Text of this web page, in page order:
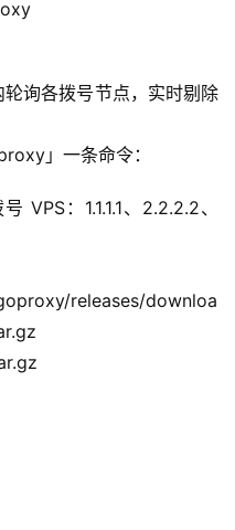
询各拨号节点，实时剔除
」一条命令：
VPS：1.1.1.1、2.2.2.2、
releases/downloa